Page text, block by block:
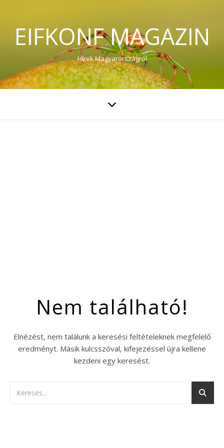
EIFKONF MAGAZIN
Hírek Magyarországról
Nem található!
Elnézést, nem találunk a keresési feltételeknek megfelelő
eredményt. Másik kulcsszóval, kifejezéssel újra kellene
kezdeni egy keresést.